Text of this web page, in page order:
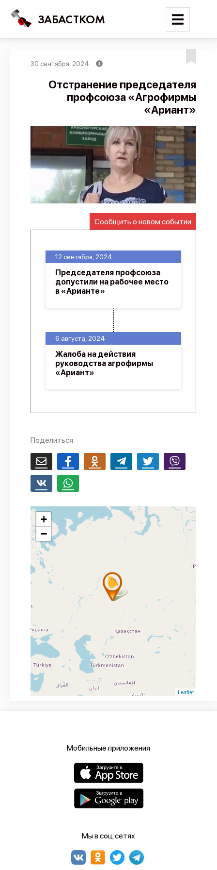
ЗАБАСТКОМ
Поиск
Карта событий
Трудовые конфликты
Отчеты
Предложить публикацию
Справочник
API
О проекте
30 сентября, 2024
Отстранение председателя
профсоюза «Агрофирмы
«Ариант»
Сообщить о новом событии
6 августа, 2024
Жалоба на действия
руководства агрофирмы
«Ариант»
12 сентября, 2024
Председателя профсоюза
допустили на рабочее место
в «Арианте»
Поделиться
+
−
Leaflet
Мобильные приложения
Мы в соц.сетях